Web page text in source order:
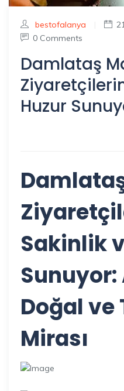
bestofalanya
0 Comments
Damlataş
Huzur
Sakinlik
Sunuyor:
Doğal ve
Mirası